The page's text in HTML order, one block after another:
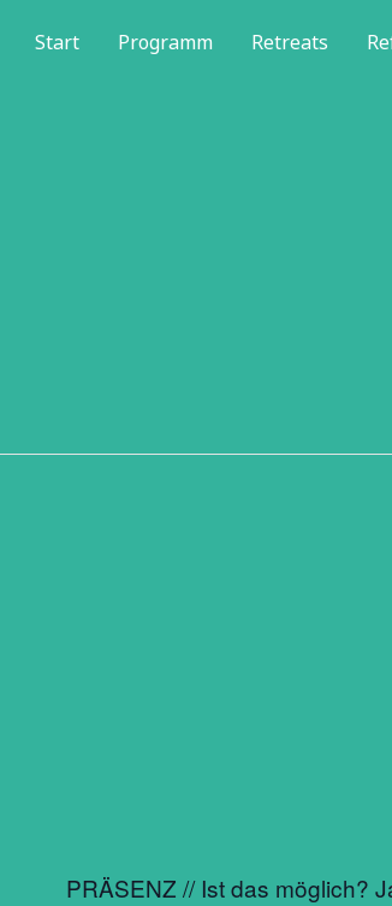
Start Programm Retreats
PRÄSENZ // Ist das möglich?